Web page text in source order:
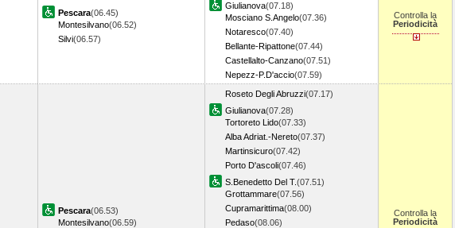
Pescara(06.45)
Montesilvano(06.52)
Silvi(06.57)
Giulianova(07.18)
Mosciano S.Angelo(07.36)
Notaresco(07.40)
Bellante-Ripattone(07.44)
Castellalto-Canzano(07.51)
Nepezz-P.D'accio(07.59)
Controlla la
Periodicità
Pescara(06.53)
Montesilvano(06.59)
Roseto Degli Abruzzi(07.17)
Giulianova(07.28)
Tortoreto Lido(07.33)
Alba Adriat.-Nereto(07.37)
Martinsicuro(07.42)
Porto D'ascoli(07.46)
S.Benedetto Del T.(07.51)
Grottammare(07.56)
Cupramarittima(08.00)
Pedaso(08.06)
Controlla la
Periodicità